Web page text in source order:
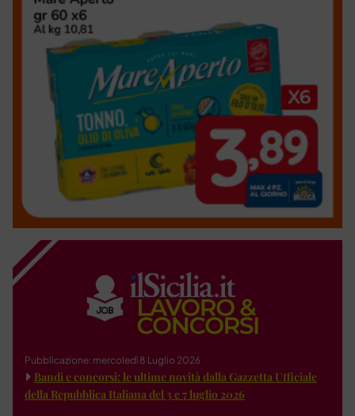
Pubblicazione: mercoledì 8 Luglio 2026
Bandi e concorsi: le ultime novità dalla Gazzetta Ufficiale
della Repubblica Italiana del 3 e 7 luglio 2026